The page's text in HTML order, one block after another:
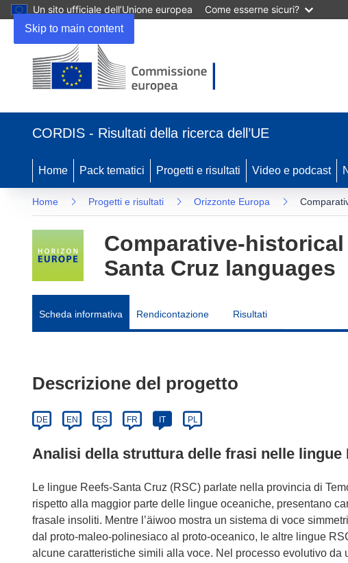
Skip to main content
Un sito ufficiale dell’Unione europea Come esserne sicuri?
CORDIS - Risultati della ricerca dell’UE
Home Pack tematici Progetti e risultati Video e podcast
Home Progetti e risultati Orizzonte Europa
Comparative-
Santa Cruz languages
Scheda informativa Rendicontazione Risultati
Descrizione del progetto
DE EN ES FR IT PL
Analisi della struttura delle frasi nelle lingue
Le lingue Reefs-Santa Cruz (RSC) parlate nella provincia di
rispetto alla maggior parte delle lingue oceaniche, presentano
frasale insoliti. Mentre l’äiwoo mostra un sistema di voce
dal proto-maleo-polinesiaco al proto-oceanico, le altre lingue
alcune caratteristiche simili alla voce. Nel processo evolutivo da